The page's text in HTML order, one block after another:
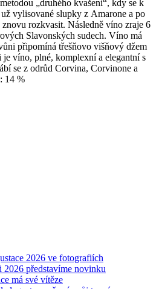
„druhého kvašení“, kdy se k
vylisované slupky z Amarone a po
rozkvasit. Následně víno zraje 6
Slavonských sudech. Víno má
připomíná třešňovo višňový džem
víno, plné, komplexní a elegantní s
se z odrůd Corvina, Corvinone a
14 %
2026 ve fotografiích
2026 představíme novinku
má své vítěze